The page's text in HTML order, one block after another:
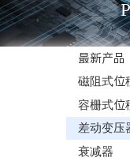
最新产品
磁阻式位
容栅式位
差动变压
衰减器